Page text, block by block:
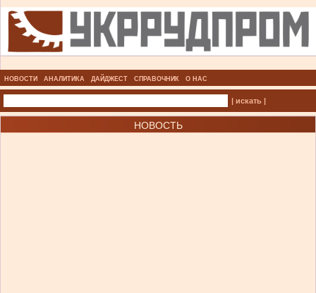
НОВОСТИ АНАЛИТИКА ДАЙДЖЕСТ СПРАВОЧНИК О НАС
| искать |
НОВОСТЬ